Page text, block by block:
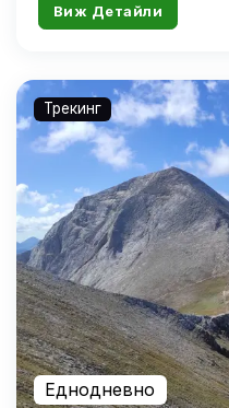
Виж Детайли
Трекинг
Еднодневно